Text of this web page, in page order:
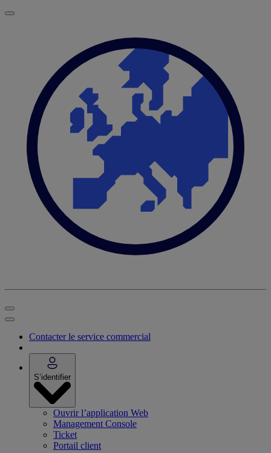
Contacter le service commercial
S’identifier
Ouvrir l’application Web
Management Console
Ticket
Portail client